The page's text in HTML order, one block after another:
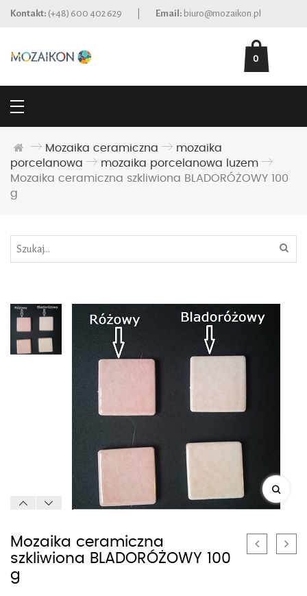
Kontakt: (+48) 600 402 629 Email: biuro@mozaikon.pl
0
Mozaika ceramiczna
mozaika
porcelanowa
mozaika porcelanowa luzem
Mozaika ceramiczna szkliwiona BLADORÓŻOWY 100
g
Mozaika ceramiczna
szkliwiona BLADORÓŻOWY 100
g